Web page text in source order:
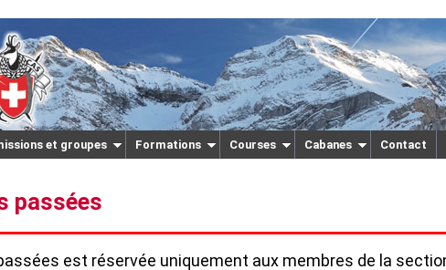
et groupes Formations Courses Cabanes Contact
passées
est réservée uniquement aux membres de la